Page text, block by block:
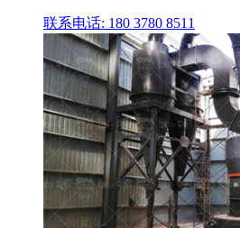
联系电话: 180 3780 8511